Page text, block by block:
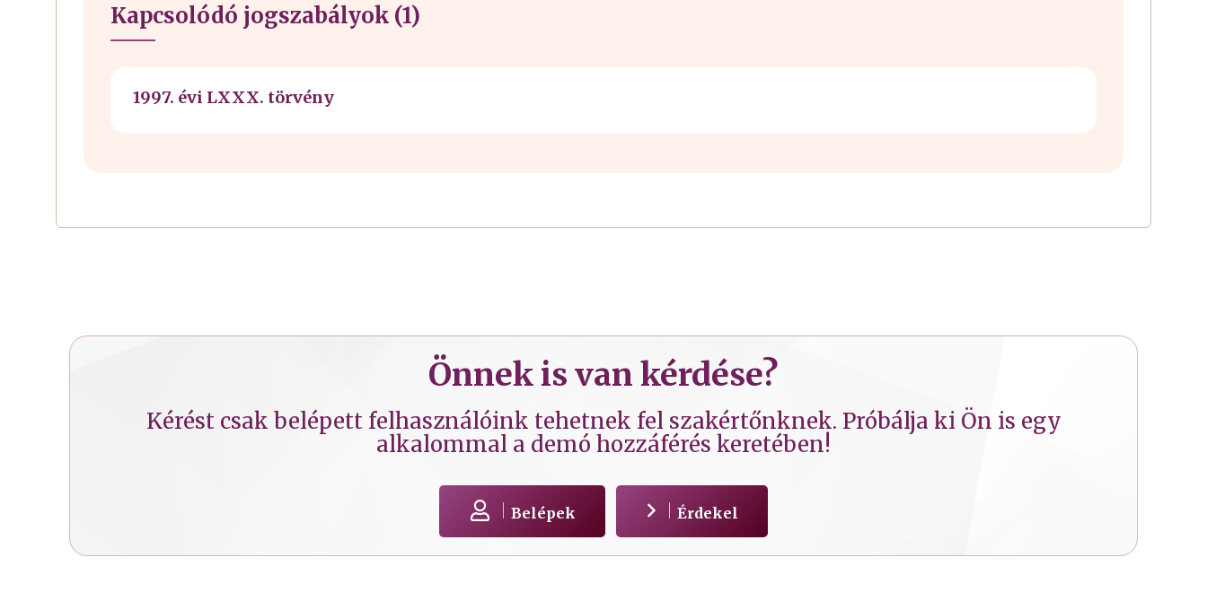
Kapcsolódó jogszabályok (1)
1997. évi LXXX. törvény
Önnek is van kérdése?
Kérést csak belépett felhasználóink tehetnek fel szakértőnknek. Próbálja ki Ön is egy
alkalommal a demó hozzáférés keretében!
Belépek Érdekel